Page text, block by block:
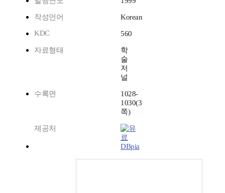
작성언어
Korean
KDC
560
자료형태
학
술
저
널
수록면
1028-
1030(3
쪽)
제공처
DBpia